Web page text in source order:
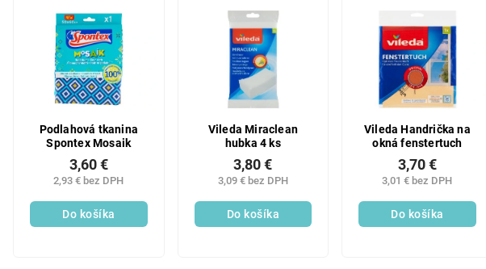
Podlahová tkanina
Spontex Mosaik
2,93 € bez DPH
3,60 €
Do košíka
Vileda Miraclean
hubka 4 ks
3,09 € bez DPH
3,80 €
Do košíka
Vileda Handrička na
okná fenstertuch
3,01 € bez DPH
3,70 €
Do košíka